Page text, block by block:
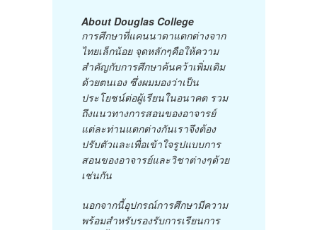
About Douglas College
การศึกษาที่แคนนาดาแตกต่างจาก
ไทยเล็กน้อย จุดหลักๆคือให้ความ
สำคัญกับการศึกษาค้นคว้าเพิ่มเติม
ด้วยตนเอง ซึ่งผมมองว่าเป็น
ประโยชน์ต่อผู้เรียนในอนาคต รวม
ถึงแนวทางการสอนของอาจารย์
แต่ละท่านแตกต่างกันเราจึงต้อง
ปรับตัวและเพื่อเข้าใจรูปแบบการ
สอนของอาจารย์และวิชาต่างๆด้วย
เช่นกัน
นอกจากนี้อุปกรณ์การศึกษามีความ
พร้อมสำหรับรองรับการเรียนการ